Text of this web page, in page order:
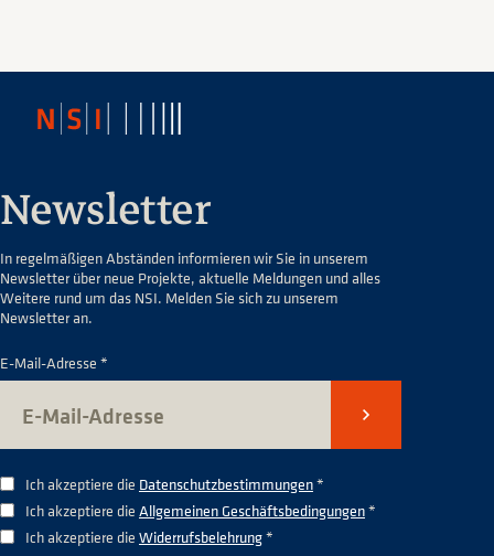
Newsletter
In regelmäßigen Abständen informieren wir Sie in unserem
Newsletter über neue Projekte, aktuelle Meldungen und alles
Weitere rund um das NSI. Melden Sie sich zu unserem
Newsletter an.
E-Mail-Adresse *
Senden
Ich akzeptiere die Datenschutzbestimmungen*
Ich akzeptiere die Allgemeinen Geschäftsbedingungen*
Ich akzeptiere die Widerrufsbelehrung*